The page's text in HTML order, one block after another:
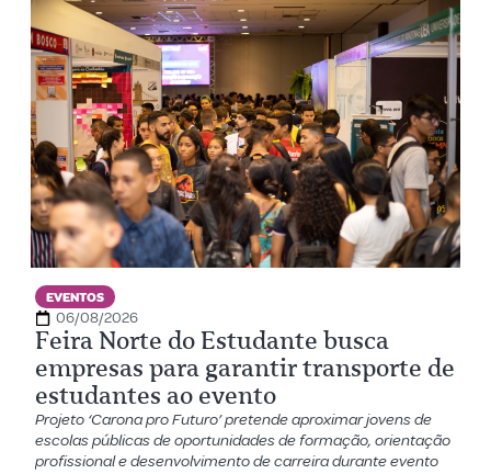
EVENTOS
06/08/2026
Feira Norte do Estudante busca
empresas para garantir transporte de
estudantes ao evento
Projeto ‘Carona pro Futuro’ pretende aproximar jovens de
escolas públicas de oportunidades de formação, orientação
profissional e desenvolvimento de carreira durante evento